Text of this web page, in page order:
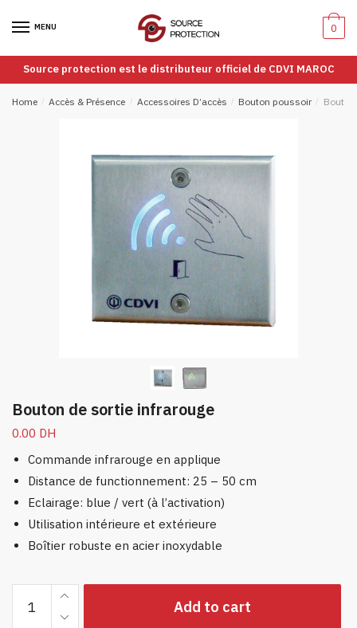
navigation
MENU 0
Source protection est le distributeur officiel de CDVI MAROC
Home / Accès & Présence / Accessoires D’accès / Bouton poussoir /
Bouton de sortie infrarouge
0.00 DH
Commande infrarouge en applique
Distance de functionnement: 25 – 50 cm
Eclairage: blue / vert (à l’activation)
Utilisation intérieure et extérieure
Boîtier robuste en acier inoxydable
Add to cart